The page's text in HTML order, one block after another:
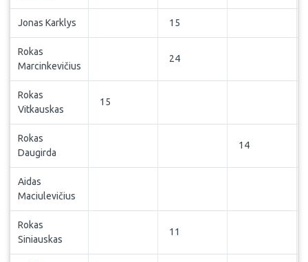
Jonas Karklys 15
Rokas
Marcinkevičius
24
Rokas
Vitkauskas
15
Rokas
Daugirda
14
Aidas
Maciulevičius
Rokas
Siniauskas
11